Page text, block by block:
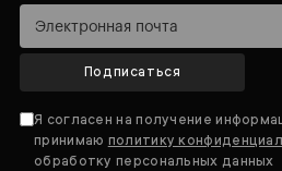
Подписаться
Я согласен на получение
принимаю политику
обработку персональных данных